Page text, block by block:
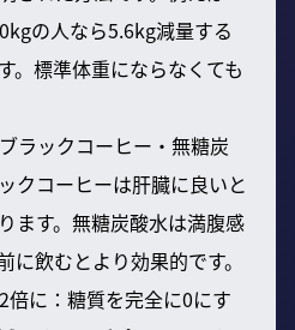
の人なら5.6kg減量する
。標準体重にならなくても
ラックコーヒー・無糖炭
クコーヒーは肝臓に良いと
ます。無糖炭酸水は満腹感
に飲むとより効果的です。
に：糖質を完全に0にす